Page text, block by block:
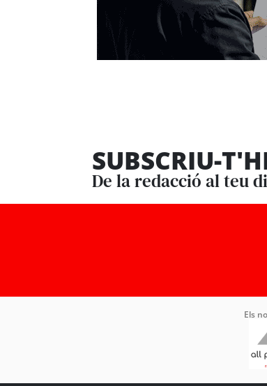
SUBSCRIU-
De la redacció al teu
Els